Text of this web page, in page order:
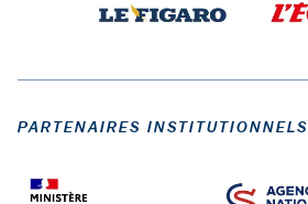
PARTENAIRES INSTITUTIONNELS